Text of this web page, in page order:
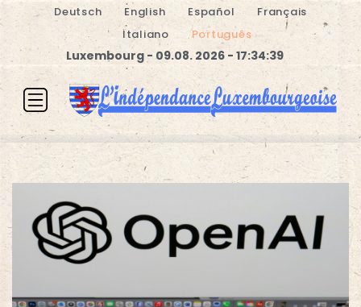
Deutsch English Español
Français
Italiano
Português
Luxembourg - 09.08. 2026 - 17:34:39